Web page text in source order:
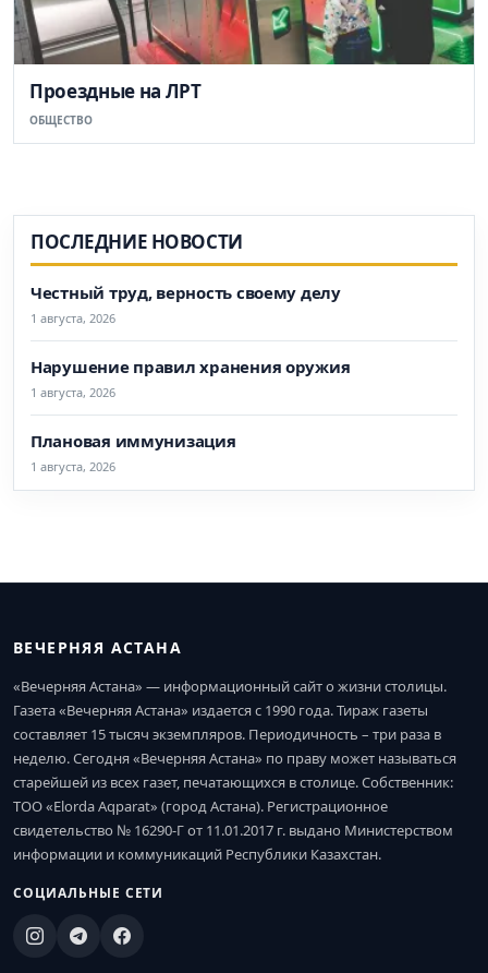
Проездные на ЛРТ
ОБЩЕСТВО
ПОСЛЕДНИЕ НОВОСТИ
Честный труд, верность своему делу
1 августа, 2026
Нарушение правил хранения оружия
1 августа, 2026
Плановая иммунизация
1 августа, 2026
ВЕЧЕРНЯЯ АСТАНА
«Вечерняя Астана» — информационный сайт о жизни столицы.
Газета «Вечерняя Астана» издается с 1990 года. Тираж газеты
составляет 15 тысяч экземпляров. Периодичность – три раза в
неделю. Сегодня «Вечерняя Астана» по праву может называться
старейшей из всех газет, печатающихся в столице. Собственник:
ТОО «Elorda Aqparat» (город Астана). Регистрационное
свидетельство № 16290-Г от 11.01.2017 г. выдано Министерством
информации и коммуникаций Республики Казахстан.
СОЦИАЛЬНЫЕ СЕТИ